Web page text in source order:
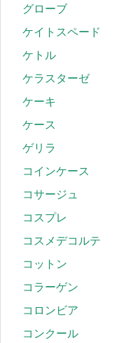
グローブ
ケイトスペード
ケトル
ケラスターゼ
ケーキ
ケース
ゲリラ
コインケース
コサージュ
コスプレ
コスメデコルテ
コットン
コラーゲン
コロンビア
コンクール